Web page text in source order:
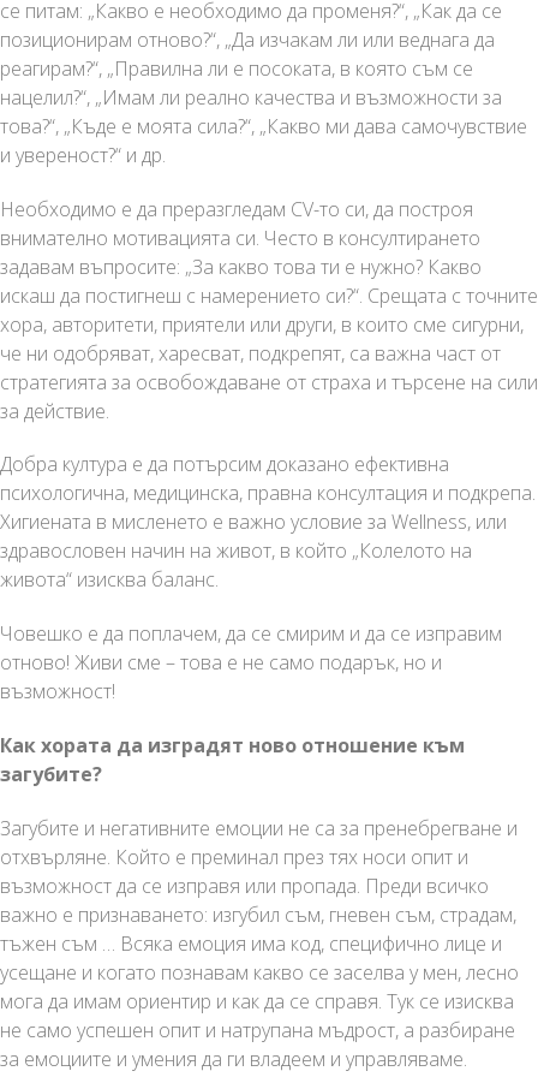
се питам: „Какво е необходимо да променя?“, „Как да се
позиционирам отново?“, „Да изчакам ли или веднага да
реагирам?“, „Правилна ли е посоката, в която съм се
нацелил?“, „Имам ли реално качества и възможности за
това?“, „Къде е моята сила?“, „Какво ми дава самочувствие
и увереност?“ и др.
Необходимо е да преразгледам CV-то си, да построя
внимателно мотивацията си. Често в консултирането
задавам въпросите: „За какво това ти е нужно? Какво
искаш да постигнеш с намерението си?“. Срещата с точните
хора, авторитети, приятели или други, в които сме сигурни,
че ни одобряват, харесват, подкрепят, са важна част от
стратегията за освобождаване от страха и търсене на сили
за действие.
Добра култура е да потърсим доказано ефективна
психологична, медицинска, правна консултация и подкрепа.
Хигиената в мисленето е важно условие за Wellness, или
здравословен начин на живот, в който „Колелото на
живота“ изисква баланс.
Човешко е да поплачем, да се смирим и да се изправим
отново! Живи сме – това е не само подарък, но и
възможност!
Как хората да изградят ново отношение към
загубите?
Загубите и негативните емоции не са за пренебрегване и
отхвърляне. Който е преминал през тях носи опит и
възможност да се изправя или пропада. Преди всичко
важно е признаването: изгубил съм, гневен съм, страдам,
тъжен съм … Всяка емоция има код, специфично лице и
усещане и когато познавам какво се заселва у мен, лесно
мога да имам ориентир и как да се справя. Тук се изисква
не само успешен опит и натрупана мъдрост, а разбиране
за емоциите и умения да ги владеем и управляваме.